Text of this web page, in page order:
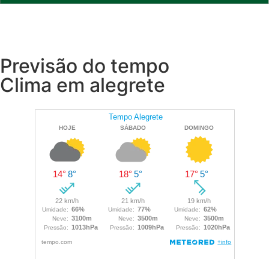
Previsão do tempo
Clima em alegrete